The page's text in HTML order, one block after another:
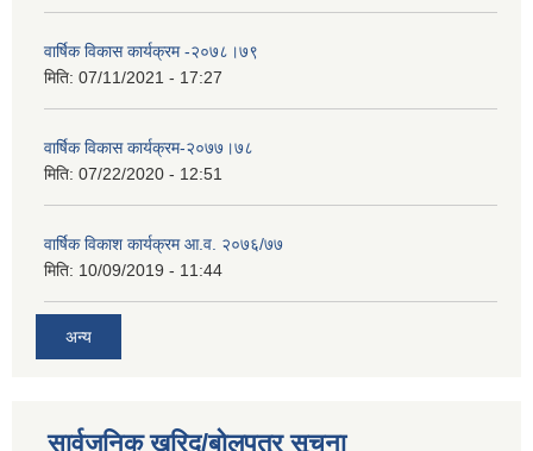
वार्षिक विकास कार्यक्रम -२०७८।७९
मिति: 07/11/2021 - 17:27
वार्षिक विकास कार्यक्रम-२०७७।७८
मिति: 07/22/2020 - 12:51
वार्षिक विकाश कार्यक्रम आ.व. २०७६/७७
मिति: 10/09/2019 - 11:44
अन्य
सार्वजनिक खरिद/बोलपत्र सूचना